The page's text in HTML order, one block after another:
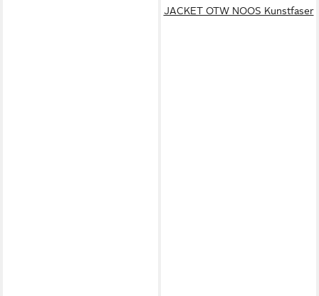
JACKET OTW NOOS Kunstfaser